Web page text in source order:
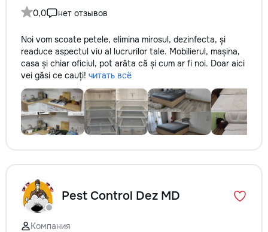
0,0
нет отзывов
Noi vom scoate petele, elimina mirosul, dezinfecta, și
readuce aspectul viu al lucrurilor tale. Mobilierul, mașina,
casa și chiar oficiul, pot arăta că și cum ar fi noi. Doar aici
vei găsi ce cauți! читать всё
Pest Control Dez MD
Компания